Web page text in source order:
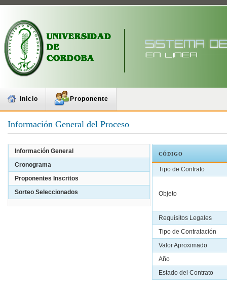
Inicio Proponente
Información General del Proceso
Información General
Cronograma
Proponentes Inscritos
Sorteo Seleccionados
CÓDIGO
Tipo de Contrato
Objeto
Requisitos Legales
Tipo de Contratación
Valor Aproximado
Año
Estado del Contrato